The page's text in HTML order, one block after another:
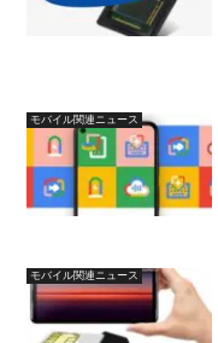
モバイル関連ニュース
モバイル関連ニュース